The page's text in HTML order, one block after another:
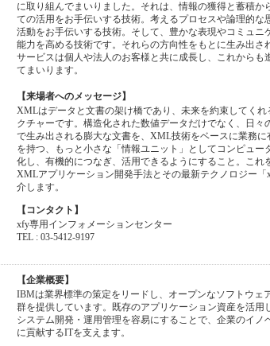
に取り組んでまいりました。それは、情報の獲得と蓄積か
ての活用をお手伝いする技術。考えるプロセスや論理的な
活動をお手伝いする技術。そして、豊かな表現やコミュニ
能力を高める技術です。それらの方向性をもとに生み出さ
サービスは個人や法人のお客様と共に成長し、これからも
てまいります。
【来場者へのメッセージ】
XMLはデータと文書の架け橋であり、未来を約束してくれ
クチャーです。構造化された数値データだけでなく、日々
で生み出される膨大な文書を、XML技術をベースに業務に
を持つ、もっと小さな「情報ユニット」としてコンピュー
化し、有機的につなぎ、活用できるようにすること。これ
XMLアプリケーション開発手法とその最新テクノロジー「
介します。
【コンタクト】
xfy専用インフォメーションセンター
TEL : 03-5412-9197
【企業概要】
IBMは業界標準の策定をリードし、オープンなソフトウェ
群を提供しています。既存のアプリケーション資産を活用
システム開発・運用管理を容易にすることで、企業のイノ
に貢献するITを支えます。